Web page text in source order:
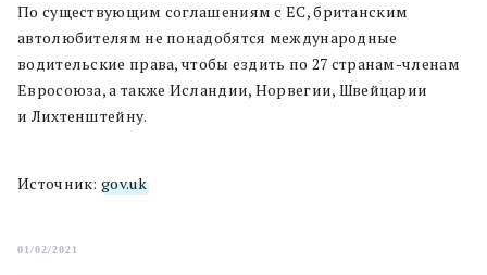
По существующим соглашениям с ЕС, британским
автолюбителям не понадобятся международные
водительские права, чтобы ездить по 27 странам-членам
Евросоюза, а также Исландии, Норвегии, Швейцарии
и Лихтенштейну.
Источник: gov.uk
01/02/2021